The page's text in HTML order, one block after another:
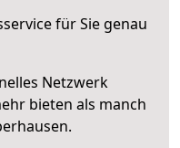
für Sie genau
Netzwerk
bieten als manch